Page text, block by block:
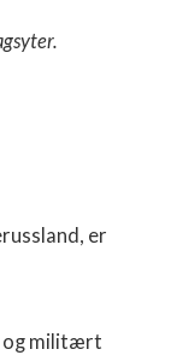
er
og militært